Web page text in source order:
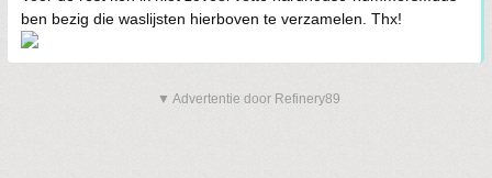
ben bezig die waslijsten hierboven te verzamelen. Thx!
▼ Advertentie door Refinery89